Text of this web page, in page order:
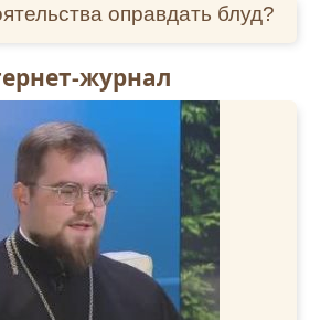
оправдать блуд?
журнал